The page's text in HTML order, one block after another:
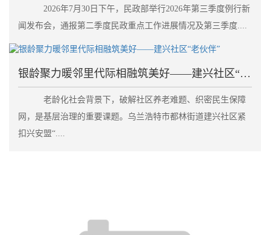
2026年7月30日下午，民政部举行2026年第三季度例行新
闻发布会，通报第二季度民政重点工作进展情况及第三季度....
银龄聚力暖邻里代际相融筑美好——建兴社区“老伙伴”
老龄化社会背景下，破解社区养老难题、织密民生保障
网，是基层治理的重要课题。乌兰浩特市都林街道建兴社区紧
扣兴安盟“....